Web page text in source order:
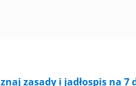
zasady i jadłospis na 7